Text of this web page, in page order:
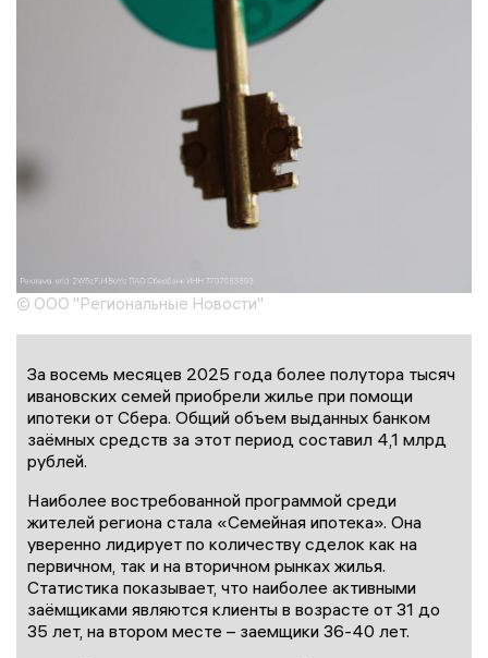
© ООО "Региональные Новости"
За восемь месяцев 2025 года более полутора тысяч
ивановских семей приобрели жилье при помощи
ипотеки от Сбера. Общий объем выданных банком
заёмных средств за этот период составил 4,1 млрд
рублей.
Наиболее востребованной программой среди
жителей региона стала «Семейная ипотека». Она
уверенно лидирует по количеству сделок как на
первичном, так и на вторичном рынках жилья.
Статистика показывает, что наиболее активными
заёмщиками являются клиенты в возрасте от 31 до
35 лет, на втором месте – заемщики 36-40 лет.